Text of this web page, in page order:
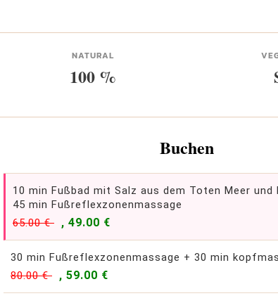
NATURAL
100 %
Buchen
10 min Fußbad mit Salz aus dem Toten Meer und
45 min Fußreflexzonenmassage
65.00 €
, 49.00 €
30 min Fußreflexzonenmassage + 30 min
80.00 €
, 59.00 €